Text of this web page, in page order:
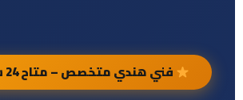
فني هندي متخصص – متاح 24 ساعة 7 أيام